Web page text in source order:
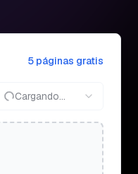
5 páginas gratis
Cargando...